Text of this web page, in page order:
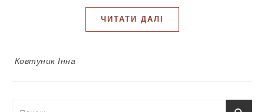
ЧИТАТИ ДАЛІ
Ковтуник Інна